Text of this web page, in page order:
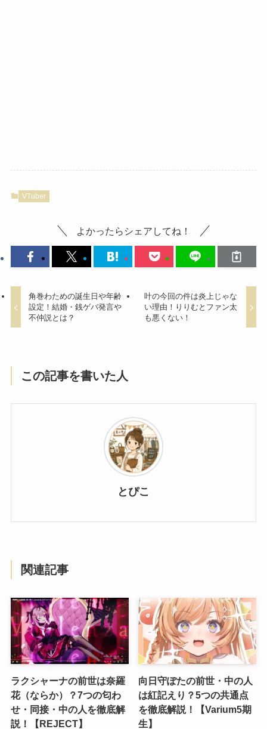
VTuber
よかったらシェアしてね！
角巻わための誕生日や年齢
設定！結婚・銭ゲバ発言や
不仲説とは？
叶の今回の件は炎上じゃな
い理由！りりむとファン太
も悪くない！
この記事を書いた人
とぴこ
関連記事
ラクシャーナの前世は奈羅
花（ならか）？7つの匂わ
せ・同接・中の人を徹底解
説！【REJECT】
向日守ぽたの前世・中の人
は紅記えり？5つの共通点
を徹底解説！【Varium5期
生】